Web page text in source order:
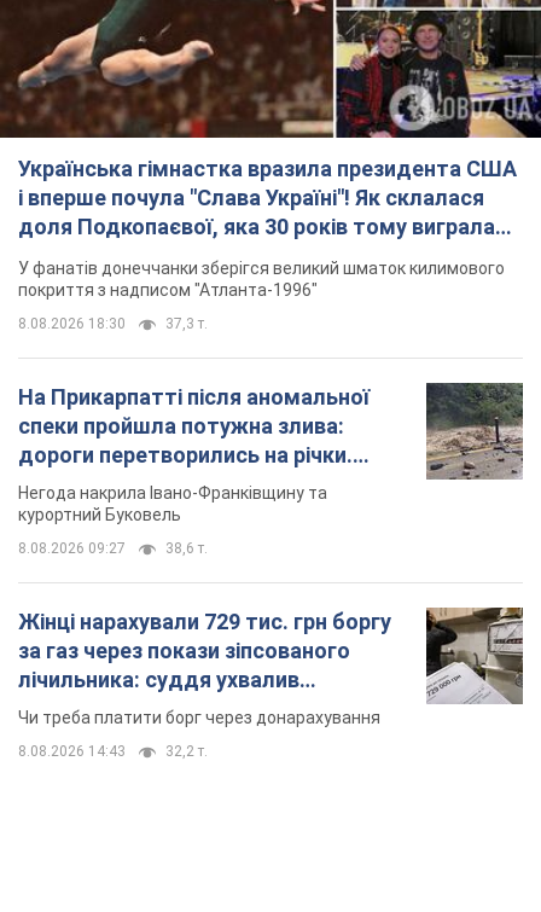
Українська гімнастка вразила президента США
і вперше почула "Слава Україні"! Як склалася
доля Подкопаєвої, яка 30 років тому виграла
"золото" Олімпіади
У фанатів донеччанки зберігся великий шматок килимового
покриття з надписом "Атланта-1996"
8.08.2026 18:30 37,3 т.
На Прикарпатті після аномальної
спеки пройшла потужна злива:
дороги перетворились на річки.
Відео
Негода накрила Івано-Франківщину та
курортний Буковель
8.08.2026 09:27 38,6 т.
Жінці нарахували 729 тис. грн боргу
за газ через покази зіпсованого
лічильника: суддя ухвалив
неочікуване рішення
Чи треба платити борг через донарахування
8.08.2026 14:43 32,2 т.